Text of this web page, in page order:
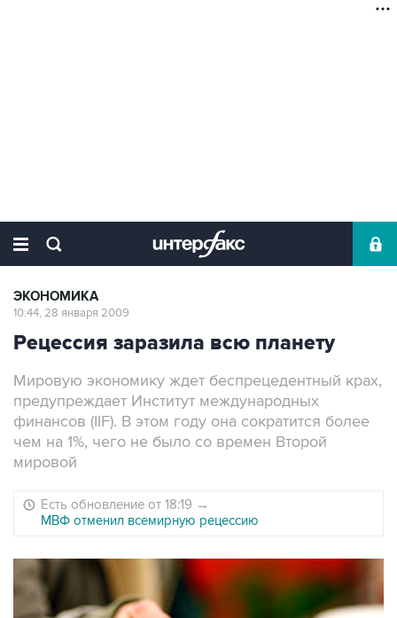
ЭКОНОМИКА
10:44, 28 января 2009
Рецессия заразила всю планету
Мировую экономику ждет беспрецедентный крах,
предупреждает Институт международных
финансов (IIF). В этом году она сократится более
чем на 1%, чего не было со времен Второй
мировой
Есть обновление от 18:19 →
МВФ отменил всемирную рецессию